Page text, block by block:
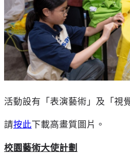
活動設有「表演藝術」及「視
請按此下載高畫質圖片。
校園藝術大使計劃